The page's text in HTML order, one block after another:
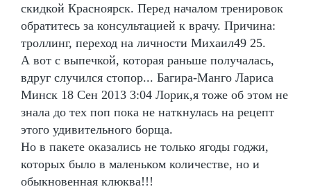
скидкой Красноярск. Перед началом тренировок
обратитесь за консультацией к врачу. Причина:
троллинг, переход на личности Михаил49 25.
А вот с выпечкой, которая раньше получалась,
вдруг случился стопор... Багира-Манго Лариса
Минск 18 Сен 2013 3:04 Лорик,я тоже об этом не
знала до тех поп пока не наткнулась на рецепт
этого удивительного борща.
Но в пакете оказались не только ягоды годжи,
которых было в маленьком количестве, но и
обыкновенная клюква!!!